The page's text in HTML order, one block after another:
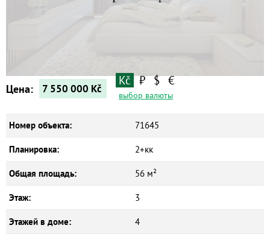
Цена: 7 550 000 Kč
Kč ₽ $ €
выбор валюты
Номер объекта: 71645
Планировка: 2+кк
Общая площадь: 56 м²
Этаж: 3
Этажей в доме: 4